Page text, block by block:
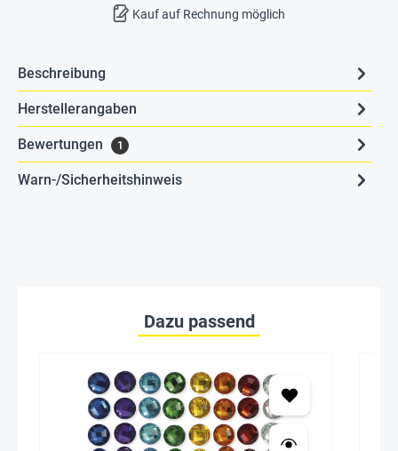
Kauf auf Rechnung möglich
Beschreibung
Herstellerangaben
Bewertungen 1
Warn-/Sicherheitshinweis
Dazu passend